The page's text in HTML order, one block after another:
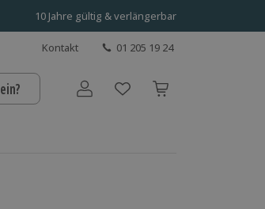
10 Jahre gültig & verlängerbar
Kontakt 01 205 19 24
Benutzerkonto